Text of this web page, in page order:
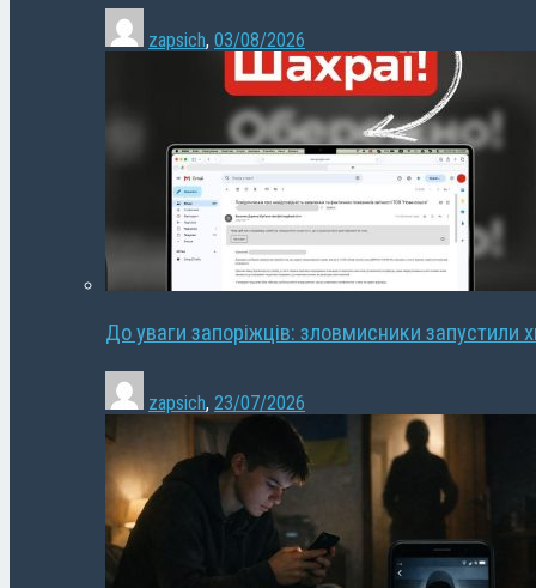
zapsich, 03/08/2026
До уваги запоріжців: зловмисники запустили
zapsich, 23/07/2026